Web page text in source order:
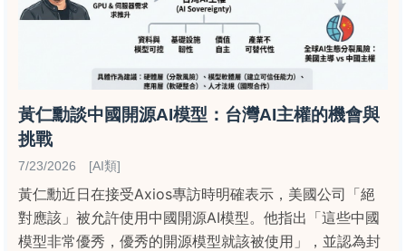
黃仁勳談中國開源AI模型：台灣AI主權的機會與
挑戰
7/23/2026 [AI類]
黃仁勳近日在接受Axios專訪時明確表示，美國公司「絕
對應該」被允許使用中國開源AI模型。他指出「這些中國
模型非常優秀，優秀的開源模型就該被使用」，並認為封